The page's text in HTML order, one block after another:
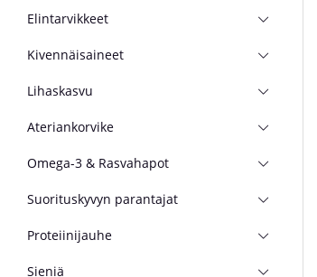
Elintarvikkeet
Kivennäisaineet
Lihaskasvu
Ateriankorvike
Omega-3 & Rasvahapot
Suorituskyvyn parantajat
Proteiinijauhe
Sieniä